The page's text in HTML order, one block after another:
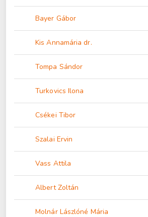
Bayer Gábor
Kis Annamária dr.
Tompa Sándor
Turkovics Ilona
Csékei Tibor
Szalai Ervin
Vass Attila
Albert Zoltán
Molnár Lászlóné Mária